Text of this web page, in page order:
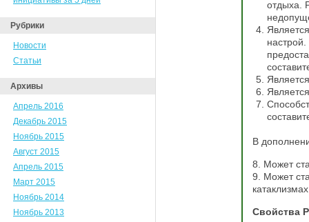
Рубрики
Новости
Статьи
Архивы
Апрель 2016
Декабрь 2015
Ноябрь 2015
Август 2015
Апрель 2015
Март 2015
Ноябрь 2014
Ноябрь 2013
отдыха.
В
8. Может
9. Может
Свойства